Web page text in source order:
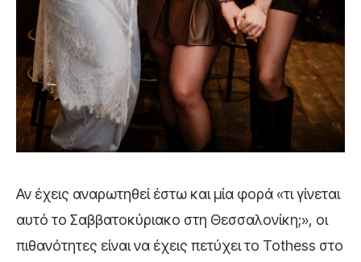
Αν έχεις αναρωτηθεί έστω και μία φορά «τι γίνεται
αυτό το Σαββατοκύριακο στη Θεσσαλονίκη;», οι
πιθανότητες είναι να έχεις πετύχει το Tothess στο